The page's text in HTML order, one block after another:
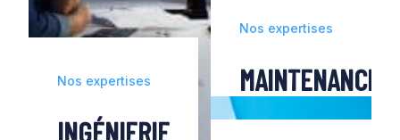
Nos expertises
INGÉNIERIE
Nos expertises
MAINTENANCE